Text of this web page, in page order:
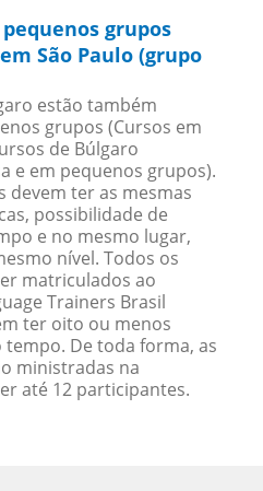
grupos
São Paulo (grupo
estão também
grupos (Cursos em
de Búlgaro
e em pequenos grupos).
devem ter as mesmas
possibilidade de
e no mesmo lugar,
nível. Todos os
matriculados ao
Trainers Brasil
ter oito ou menos
De toda forma, as
ministradas na
até 12 participantes.